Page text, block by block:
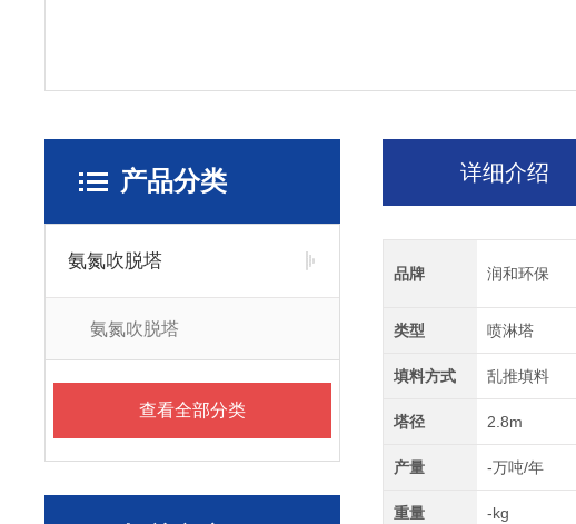
产品分类
氨氮吹脱塔
氨氮吹脱塔
查看全部分类
详细介绍
品牌 润和环保
类型 喷淋塔
填料方式 乱推填料
塔径 2.8m
产量 -万吨/年
重量 -kg